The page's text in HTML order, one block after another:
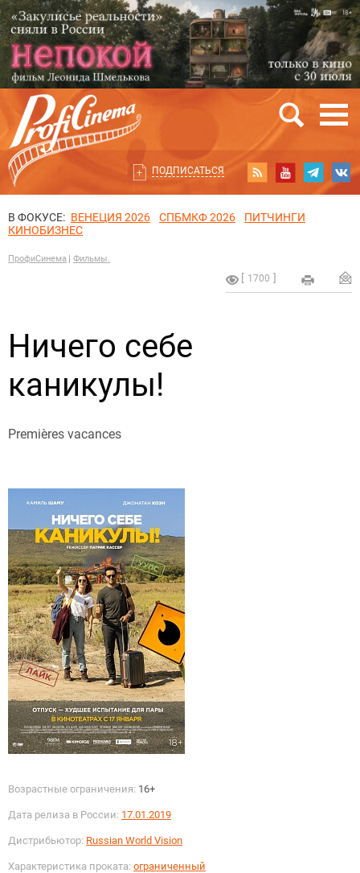
ПОДПИСАТЬСЯ
В ФОКУСЕ: ВЕНЕЦИЯ 2026 СПБМКФ 2026
ПИТЧИНГИ
КИНОБИЗНЕС
ПрофиСинема Фильмы.
1700
Ничего себе
каникулы!
Premières vacances
Возрастные ограничения: 16+
Дата релиза в России: 17.01.2019
Дистрибьютор: Russian World Vision
Характеристика проката: ограниченный